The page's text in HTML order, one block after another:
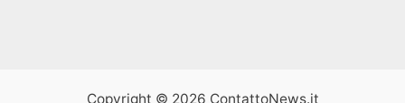
Copyright © 2026 ContattoNews.it